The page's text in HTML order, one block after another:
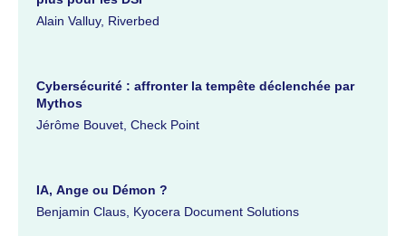
Alain Valluy, Riverbed
Cybersécurité : affronter la tempête déclenchée par
Mythos
Jérôme Bouvet, Check Point
IA, Ange ou Démon ?
Benjamin Claus, Kyocera Document Solutions